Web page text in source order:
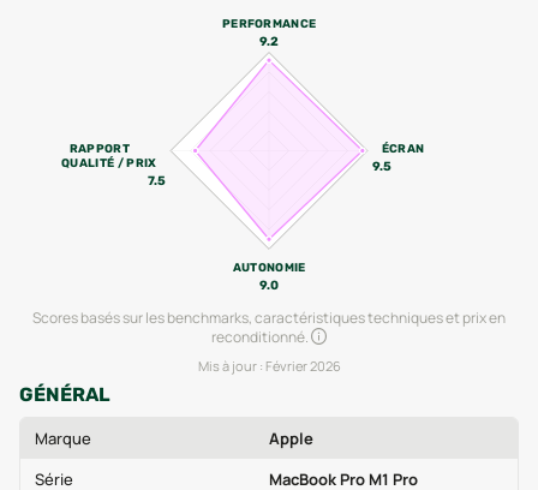
PERFORMANCE
9.2
ÉCRAN
9.5
AUTONOMIE
9.0
RAPPORT
QUALITÉ / PRIX
7.5
Scores basés sur les benchmarks, caractéristiques techniques et prix en
reconditionné.
Mis à jour : Février 2026
GÉNÉRAL
Marque
Apple
Série
MacBook Pro M1 Pro